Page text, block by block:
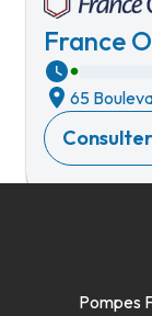
France
65
APF -
Ouvert
Pompes